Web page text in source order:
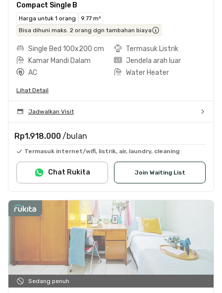
Compact Single B
Harga untuk 1 orang
9.77 m²
Bisa dihuni maks. 2 orang dgn tambahan biaya
Single Bed 100x200 cm
Termasuk Listrik
Kamar Mandi Dalam
Jendela arah luar
AC
Water Heater
Lihat Detail
Jadwalkan Visit
Rp1.918.000 /bulan
Termasuk internet/wifi, listrik, air, laundry, cleaning
Join Waiting List
Chat Rukita
Sedang penuh